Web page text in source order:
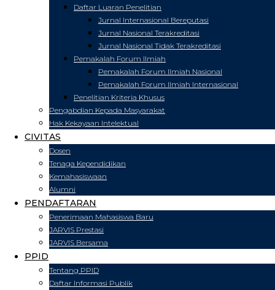
Daftar Luaran Penelitian
Jurnal Internasional Bereputasi
Jurnal Nasional Terakreditasi
Jurnal Nasional Tidak Terakreditasi
Pemakalah Forum Ilmiah
Pemakalah Forum Ilmiah Nasional
Pemakalah Forum Ilmiah Internasional
Penelitian Kriteria Khusus
Pengabdian Kepada Masyarakat
Hak Kekayaan Intelektual
CIVITAS
Dosen
Tenaga Kependidikan
Kemahasiswaan
Alumni
PENDAFTARAN
Penerimaan Mahasiswa Baru
JARVIS Prestasi
JARVIS Bersama
PPID
Tentang PPID
Daftar Informasi Publik